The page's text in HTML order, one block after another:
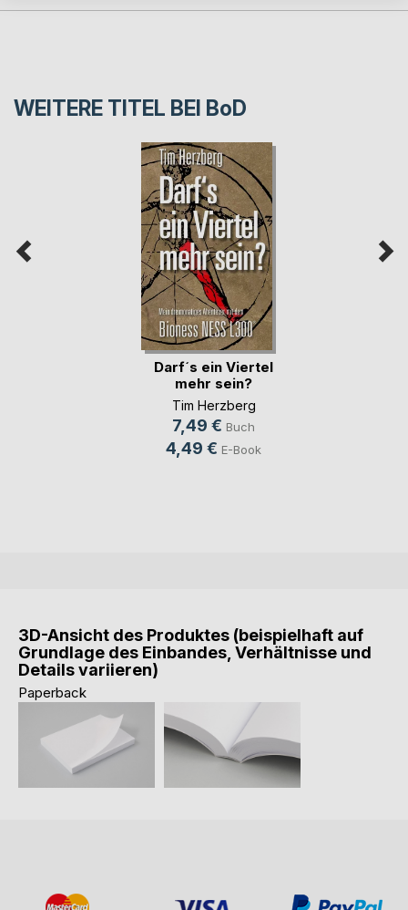
WEITERE TITEL BEI BoD
Darf´s ein Viertel
mehr sein?
Tim Herzberg
7,49 € Buch
4,49 € E-Book
3D-Ansicht des Produktes (beispielhaft auf
Grundlage des Einbandes, Verhältnisse und
Details variieren)
Paperback